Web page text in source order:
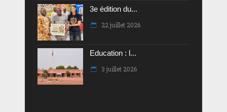
3e édition du...
22 juillet 2026
Education : l...
3 juillet 2026